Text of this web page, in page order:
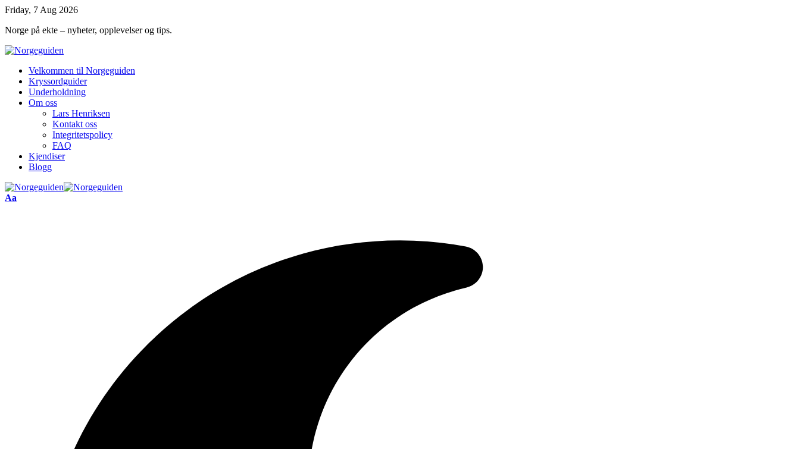
Friday, 7 Aug 2026
Norge på ekte – nyheter, opplevelser og tips.
Velkommen til Norgeguiden
Kryssordguider
Underholdning
Om oss
Lars Henriksen
Kontakt oss
Integritetspolicy
FAQ
Kjendiser
Blogg
Font
Aa